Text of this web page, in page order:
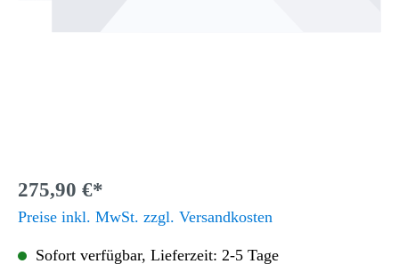
275,90 €*
Preise inkl. MwSt. zzgl. Versandkosten
Sofort verfügbar, Lieferzeit: 2-5 Tage